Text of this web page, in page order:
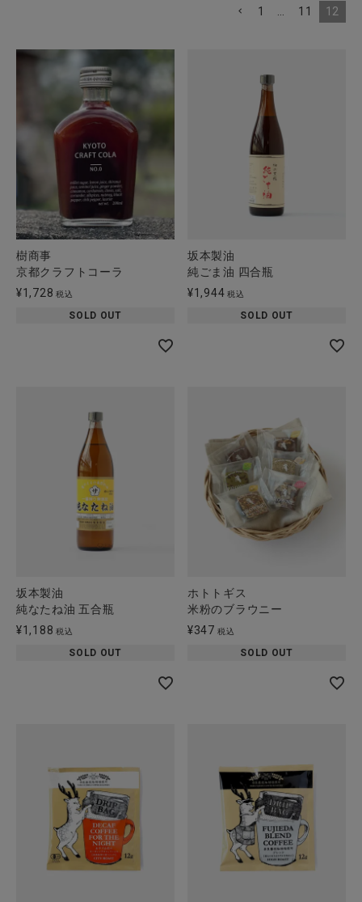
1
11 12
樹商事
京都クラフトコーラ
¥1,728 税込
SOLD OUT
坂本製油
純ごま油 四合瓶
¥1,944 税込
SOLD OUT
坂本製油
純なたね油 五合瓶
¥1,188 税込
SOLD OUT
ホトトギス
米粉のブラウニー
¥347 税込
SOLD OUT